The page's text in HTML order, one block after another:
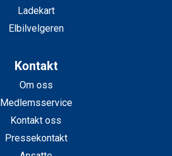
Ladekart
Elbilvelgeren
Kontakt
Om oss
Medlemsservice
Kontakt oss
Pressekontakt